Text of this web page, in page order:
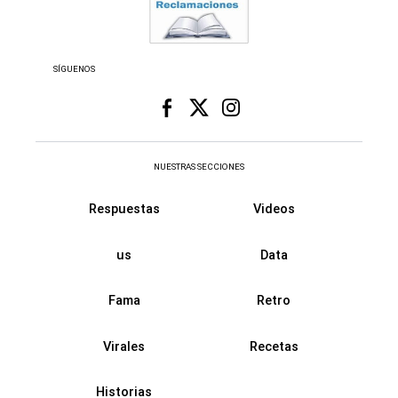
SÍGUENOS
NUESTRAS SECCIONES
Respuestas Videos
us Data
Fama Retro
Virales Recetas
Historias